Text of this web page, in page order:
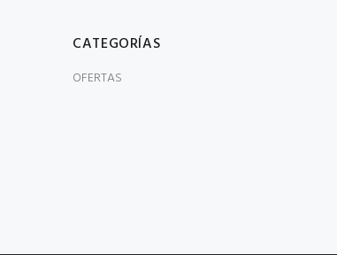
CATEGORÍAS
OFERTAS